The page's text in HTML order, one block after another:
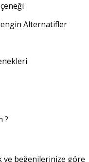
Alternatifler
?
ve beğenilerinize göre